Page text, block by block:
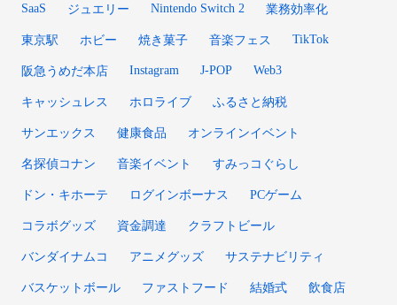
SaaS ジュエリー Nintendo Switch 2 業務効率化
東京駅 ホビー 焼き菓子 音楽フェス TikTok
阪急うめだ本店 Instagram J-POP Web3
キャッシュレス ホロライブ ふるさと納税
サンエックス 健康食品 オンラインイベント
名探偵コナン 音楽イベント すみっコぐらし
ドン・キホーテ ログインボーナス PCゲーム
コラボグッズ 資金調達 クラフトビール
バンダイナムコ アニメグッズ サステナビリティ
バスケットボール ファストフード 結婚式 飲食店